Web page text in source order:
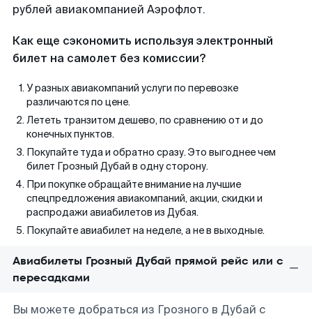
рублей авиакомпанией Аэрофлот.
Как еще сэкономить используя электронный
билет на самолет без комиссии?
У разных авиакомпаний услуги по перевозке
различаются по цене.
Лететь транзитом дешево, по сравнению от и до
конечных пунктов.
Покупайте туда и обратно сразу. Это выгоднее чем
билет Грозный Дубай в одну сторону.
При покупке обращайте внимание на лучшие
спецпредложения авиакомпаний, акции, скидки и
распродажи авиабилетов из Дубая.
Покупайте авиабилет на неделе, а не в выходные.
Авиабилеты Грозный Дубай прямой рейс или с
пересадками
Вы можете добраться из Грозного в Дубай с